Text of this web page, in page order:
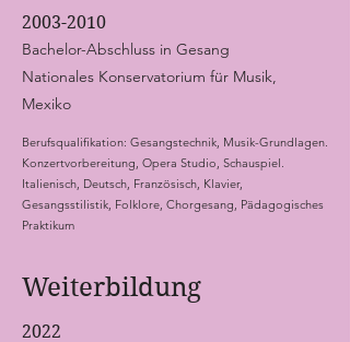
2003-2010
Bachelor-Abschluss in Gesang
Nationales Konservatorium für Musik,
Mexiko
Berufsqualifikation: Gesangstechnik, Musik-Grundlagen.
Konzertvorbereitung, Opera Studio, Schauspiel.
Italienisch, Deutsch, Französisch, Klavier,
Gesangsstilistik, Folklore, Chorgesang, Pädagogisches
Praktikum
Weiterbildung
2022